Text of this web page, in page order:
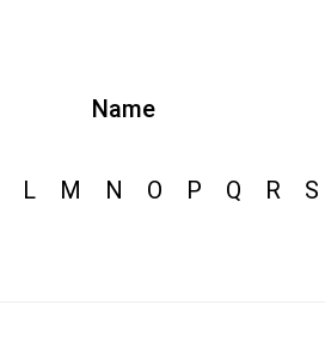
Name
L M N O P Q R S